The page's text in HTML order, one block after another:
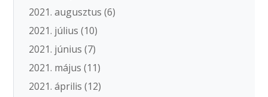
2021. augusztus (6)
2021. július (10)
2021. június (7)
2021. május (11)
2021. április (12)